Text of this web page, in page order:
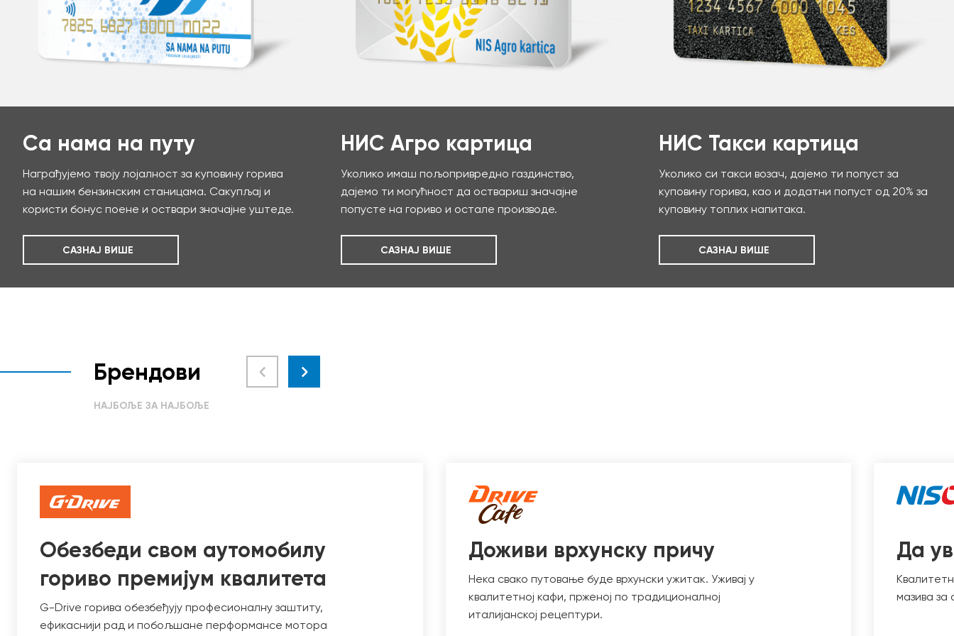
Са нама на путу
Награђујемо твоју лојалност за куповину горива
на нашим бензинским станицама. Сакупљај и
користи бонус поене и оствари значајне уштеде.
САЗНАЈ ВИШЕ
НИС Агро картица
Уколико имаш пољопривредно газдинство,
дајемо ти могућност да оствариш значајне
попусте на гориво и остале производе.
САЗНАЈ ВИШЕ
НИС Такси картица
Уколико си такси возач, дајемо ти попуст за
куповину горива, као и додатни попуст од 20% за
куповину топлих напитака.
САЗНАЈ ВИШЕ
Брендови
НАЈБОЉЕ ЗА НАЈБОЉЕ
Обезбеди свом аутомобилу
гориво премијум квалитета
G-Drive горива обезбеђују професионалну заштиту,
ефикаснији рад и побољшане перформансе мотора
Доживи врхунску причу
Нека свако путовање буде врхунски ужитак. Уживај у
квалитетнoj кафи, прженој по традиционалној
италијанској рецептури.
Да
мазива за